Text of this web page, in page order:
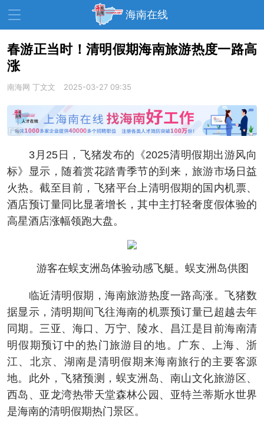
海南在线
资讯中心
教育 健康 房产
生活 演出 活动
展会 走读海南 周末去哪儿
人才在线 天涯企服
春游正当时！清明假期海南旅游热度一路高
涨
南海网 丁文文 2025-03-27 09:35
3月25日，飞猪发布的《2025清明假期出游风向
标》显示，随着赏花踏青季节的到来，旅游市场日益
火热。截至目前，飞猪平台上清明假期的国内机票、
酒店预订量同比显著增长，其中主打轻奢度假体验的
高星酒店涨幅领跑大盘。
游客在蜈支洲岛体验动感飞艇。蜈支洲岛供图
临近清明假期，海南旅游热度一路高涨。飞猪数
据显示，清明期间飞往海南的机票预订量已超越去年
同期。三亚、海口、万宁、陵水、昌江是目前海南清
明假期预订中的热门旅游目的地。广东、上海、浙
江、北京、湖南是清明假期来海南旅行的主要客源
地。此外，飞猪预测，蜈支洲岛、南山文化旅游区、
西岛、亚龙湾热带天堂森林公园、亚特兰蒂斯水世界
是海南的清明假期热门景区。